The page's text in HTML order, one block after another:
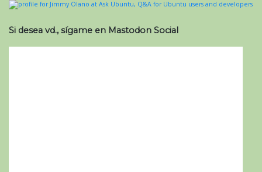
Si desea vd., sígame en Mastodon Social